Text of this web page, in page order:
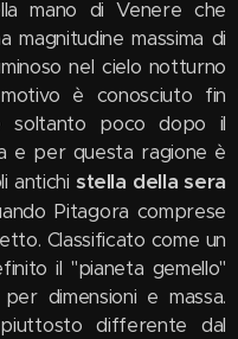
mano di Venere che
magnitudine massima di
nel cielo notturno
è conosciuto fin
soltanto poco dopo il
e per questa ragione è
antichi stella della sera
Pitagora comprese
Classificato come un
il "pianeta gemello"
dimensioni e massa.
differente dal